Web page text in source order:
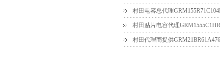
村田电容总代理
村田贴片电容代理